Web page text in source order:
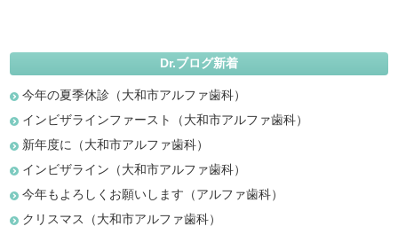
Dr.ブログ新着
今年の夏季休診（大和市アルファ歯科）
インビザラインファースト（大和市アルファ歯科）
新年度に（大和市アルファ歯科）
インビザライン（大和市アルファ歯科）
今年もよろしくお願いします（アルファ歯科）
クリスマス（大和市アルファ歯科）